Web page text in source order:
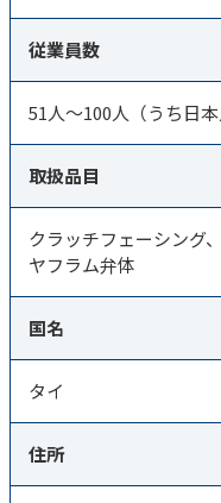
従業員数
51人～100人（うち日本
取扱品目
クラッチフェーシング
ヤフラム弁体
国名
タイ
住所